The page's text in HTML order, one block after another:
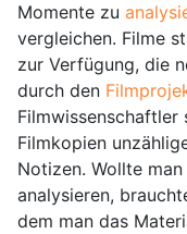
Momente zu
vergleichen. Filme
zur Verfügung, die
durch den
Filmwissenschaftler
Filmkopien
Notizen. Wollte
analysieren,
dem man das